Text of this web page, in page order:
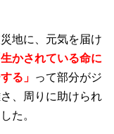
地に、元気を届け
生かされている命に
る」 って部分がジ
、周りに助けられ
た。